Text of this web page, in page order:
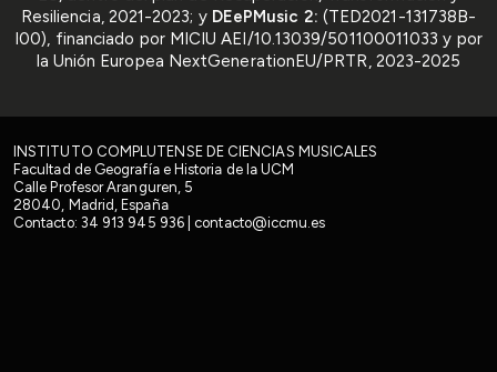
Resiliencia, 2021-2023; y DEePMusic 2: (TED2021-131738B-
I00), financiado por MICIU AEI/10.13039/501100011033 y por
la Unión Europea NextGenerationEU/PRTR, 2023-2025
INSTITUTO COMPLUTENSE DE CIENCIAS MUSICALES
Facultad de Geografía e Historia de la UCM
Calle Profesor Aranguren, 5
28040, Madrid, España
Contacto: 34 913 945 936| contacto@iccmu.es